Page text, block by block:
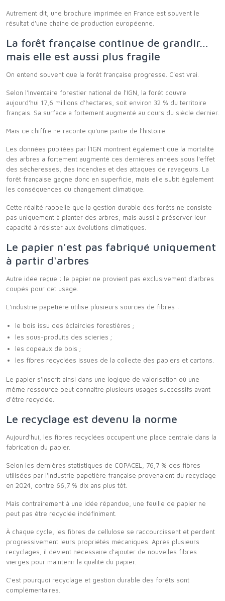
Autrement dit, une brochure imprimée en France est souvent le
résultat d'une chaîne de production européenne.
La forêt française continue de grandir…
mais elle est aussi plus fragile
On entend souvent que la forêt française progresse. C'est vrai.
Selon l'Inventaire forestier national de l'IGN, la forêt couvre
aujourd'hui 17,6 millions d'hectares, soit environ 32 % du territoire
français. Sa surface a fortement augmenté au cours du siècle dernier.
Mais ce chiffre ne raconte qu'une partie de l'histoire.
Les données publiées par l'IGN montrent également que la mortalité
des arbres a fortement augmenté ces dernières années sous l'effet
des sécheresses, des incendies et des attaques de ravageurs. La
forêt française gagne donc en superficie, mais elle subit également
les conséquences du changement climatique.
Cette réalité rappelle que la gestion durable des forêts ne consiste
pas uniquement à planter des arbres, mais aussi à préserver leur
capacité à résister aux évolutions climatiques.
Le papier n'est pas fabriqué uniquement
à partir d'arbres
Autre idée reçue : le papier ne provient pas exclusivement d'arbres
coupés pour cet usage.
L'industrie papetière utilise plusieurs sources de fibres :
le bois issu des éclaircies forestières ;
les sous-produits des scieries ;
les copeaux de bois ;
les fibres recyclées issues de la collecte des papiers et cartons.
Le papier s'inscrit ainsi dans une logique de valorisation où une
même ressource peut connaître plusieurs usages successifs avant
d'être recyclée.
Le recyclage est devenu la norme
Aujourd'hui, les fibres recyclées occupent une place centrale dans la
fabrication du papier.
Selon les dernières statistiques de COPACEL, 76,7 % des fibres
utilisées par l'industrie papetière française provenaient du recyclage
en 2024, contre 66,7 % dix ans plus tôt.
Mais contrairement à une idée répandue, une feuille de papier ne
peut pas être recyclée indéfiniment.
À chaque cycle, les fibres de cellulose se raccourcissent et perdent
progressivement leurs propriétés mécaniques. Après plusieurs
recyclages, il devient nécessaire d'ajouter de nouvelles fibres
vierges pour maintenir la qualité du papier.
C'est pourquoi recyclage et gestion durable des forêts sont
complémentaires.